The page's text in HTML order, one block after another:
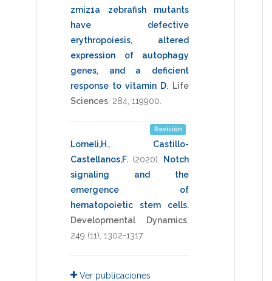
zmiz1a zebrafish mutants
have defective
erythropoiesis, altered
expression of autophagy
genes, and a deficient
response to vitamin D. Life
Sciences 284 119900
Revisión
Lomeli,H.
Castillo-
Castellanos,F. (2020)
Notch
signaling and the
emergence of
hematopoietic stem cells.
Developmental Dynamics
249 (11), 1302-1317.
Ver publicaciones